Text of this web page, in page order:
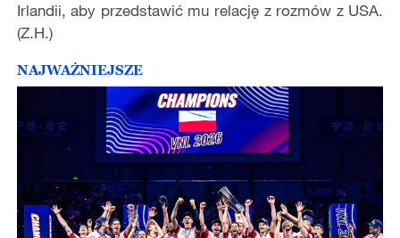
Irlandii, aby przedstawić mu relację z rozmów z USA.
(Z.H.)
NAJWAŻNIEJSZE